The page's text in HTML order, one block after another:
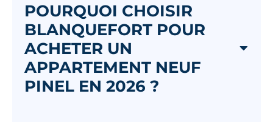
POURQUOI CHOISIR
BLANQUEFORT POUR
ACHETER UN
APPARTEMENT NEUF
PINEL EN 2026 ?